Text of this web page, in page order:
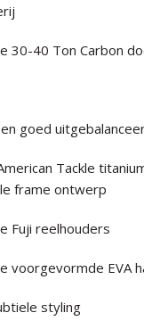
30-40 Ton Carbon
goed
Tackle
frame ontwerp
Fuji reelhouders
voorgevormde EVA
styling